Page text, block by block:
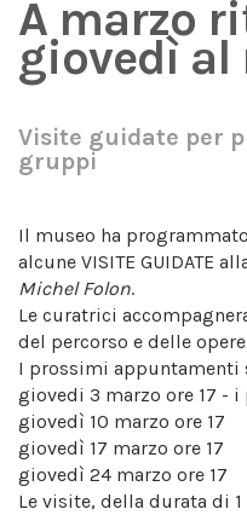
A marzo
giovedì al
Visite guidate per
gruppi
Il museo ha
alcune VISITE GUIDATE
Michel Folon.
Le curatrici
del percorso e delle
I prossimi appuntamenti
giovedi 3 marzo ore 17 -
giovedì 10 marzo ore 17
giovedì 17 marzo ore 17
giovedì 24 marzo ore 17
Le visite, della durata di